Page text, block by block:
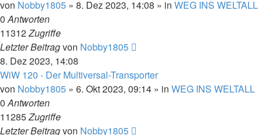
von Nobby1805 » 8. Dez 2023, 14:08 » in WEG INS WELTALL
0Antworten
11312Zugriffe
Letzter Beitragvon Nobby1805
8. Dez 2023, 14:08
WiW 120 - Der Multiversal-Transporter
von Nobby1805 » 6. Okt 2023, 09:14 » in WEG INS WELTALL
0Antworten
11285Zugriffe
Letzter Beitragvon Nobby1805